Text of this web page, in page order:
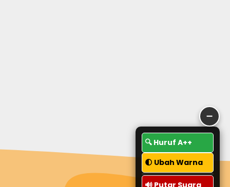
➖
🔍 Huruf A++
🌓 Ubah Warna
🔊 Putar Suara